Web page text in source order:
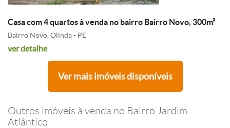
Casa com 4 quartos à venda no bairro Bairro Novo, 300m²
Bairro Novo, Olinda - PE
ver detalhe
Ver mais imóveis disponíveis
Outros imóveis à venda no Bairro Jardim
Atlântico